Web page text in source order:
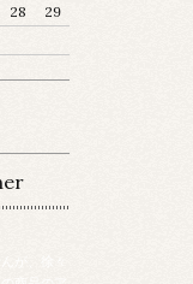
28
29